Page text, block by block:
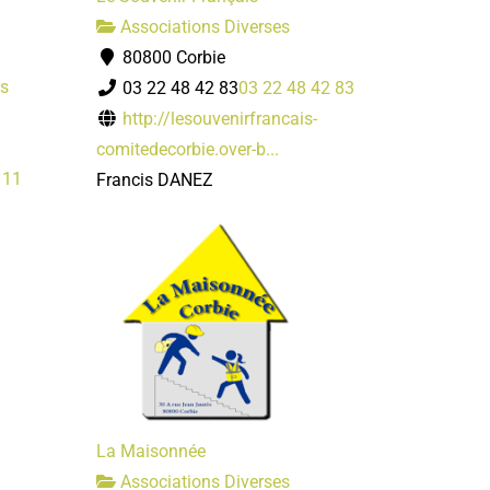
Associations Diverses
80800 Corbie
03 22 48 42 8303 22 48 42 83
http://lesouvenirfrancais-
comitedecorbie.over-b...
Francis DANEZ
La Maisonnée
Associations Diverses